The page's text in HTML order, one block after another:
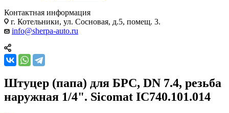
Контактная информация
г. Котельники, ул. Сосновая, д.5, помещ. 3.
info@sherpa-auto.ru
Штуцер (папа) для БРС, DN 7.4, резьба
наружная 1/4". Sicomat IC740.101.014